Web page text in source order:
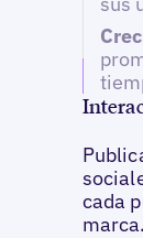
cada
marca.